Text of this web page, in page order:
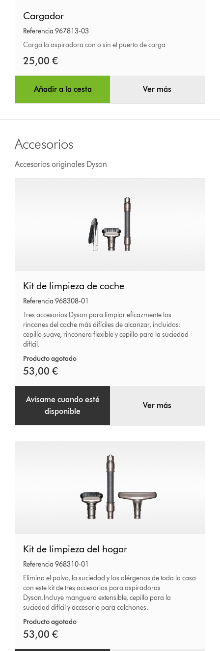
Cargador
Referencia 967813-03
Carga la aspiradora con o sin el puerto de carga
25,00 €
Añadir a la cesta Ver más
Accesorios
Accesorios originales Dyson
Kit
de
limpieza
de
coche
Kit de limpieza de coche
Referencia 968308-01
Tres accesorios Dyson para limpiar eficazmente los
rincones del coche más difíciles de alcanzar, incluidos:
cepillo suave, rinconera flexible y cepillo para la suciedad
difícil.
Producto agotado
53,00 €
Avísame cuando esté
disponible
Ver más
Kit
de
limpieza
del
hogar
Kit de limpieza del hogar
Referencia 968310-01
Elimina el polvo, la suciedad y los alérgenos de toda la casa
con este kit de tres accesorios para aspiradoras
Dyson.Incluye manguera extensible, cepillo para la
suciedad difícil y accesorio para colchones.
Producto agotado
53,00 €